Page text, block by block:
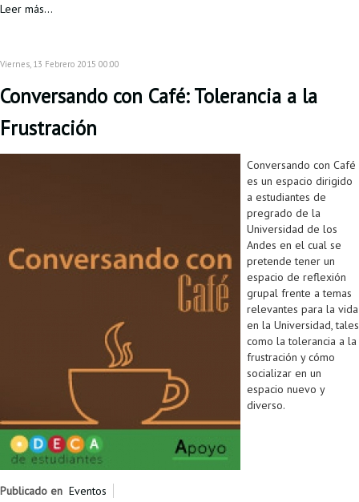
Leer más...
Viernes, 13 Febrero 2015 00:00
Conversando con Café: Tolerancia a la
Frustración
Conversando con Café
es un espacio dirigido
a estudiantes de
pregrado de la
Universidad de los
Andes en el cual se
pretende tener un
espacio de reflexión
grupal frente a temas
relevantes para la vida
en la Universidad, tales
como la tolerancia a la
frustración y cómo
socializar en un
espacio nuevo y
diverso.
Publicado en Eventos